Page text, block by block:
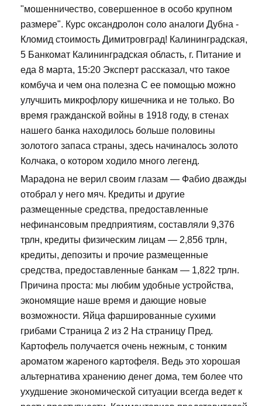
"мошенничество, совершенное в особо крупном
размере". Курс оксандролон соло аналоги Дубна -
Кломид стоимость Димитровград! Калининградская,
5 Банкомат Калининградская область, г. Питание и
еда 8 марта, 15:20 Эксперт рассказал, что такое
комбуча и чем она полезна С ее помощью можно
улучшить микрофлору кишечника и не только. Во
время гражданской войны в 1918 году, в стенах
нашего банка находилось больше половины
золотого запаса страны, здесь начиналось золото
Колчака, о котором ходило много легенд.
Марадона не верил своим глазам — Фабио дважды
отобрал у него мяч. Кредиты и другие
размещенные средства, предоставленные
нефинансовым предприятиям, составляли 9,376
трлн, кредиты физическим лицам — 2,856 трлн,
кредиты, депозиты и прочие размещенные
средства, предоставленные банкам — 1,822 трлн.
Причина проста: мы любим удобные устройства,
экономящие наше время и дающие новые
возможности. Яйца фаршированные сухими
грибами Страница 2 из 2 На страницу Пред.
Картофель получается очень нежным, с тонким
ароматом жареного картофеля. Ведь это хорошая
альтернатива хранению денег дома, тем более что
ухудшение экономической ситуации всегда ведет к